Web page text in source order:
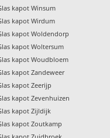
kapot Winsum
kapot Wirdum
kapot Woldendorp
kapot Woltersum
kapot Woudbloem
kapot Zandeweer
kapot Zeerijp
kapot Zevenhuizen
kapot Zijldijk
kapot Zoutkamp